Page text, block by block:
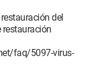
del
faq/5097-virus-